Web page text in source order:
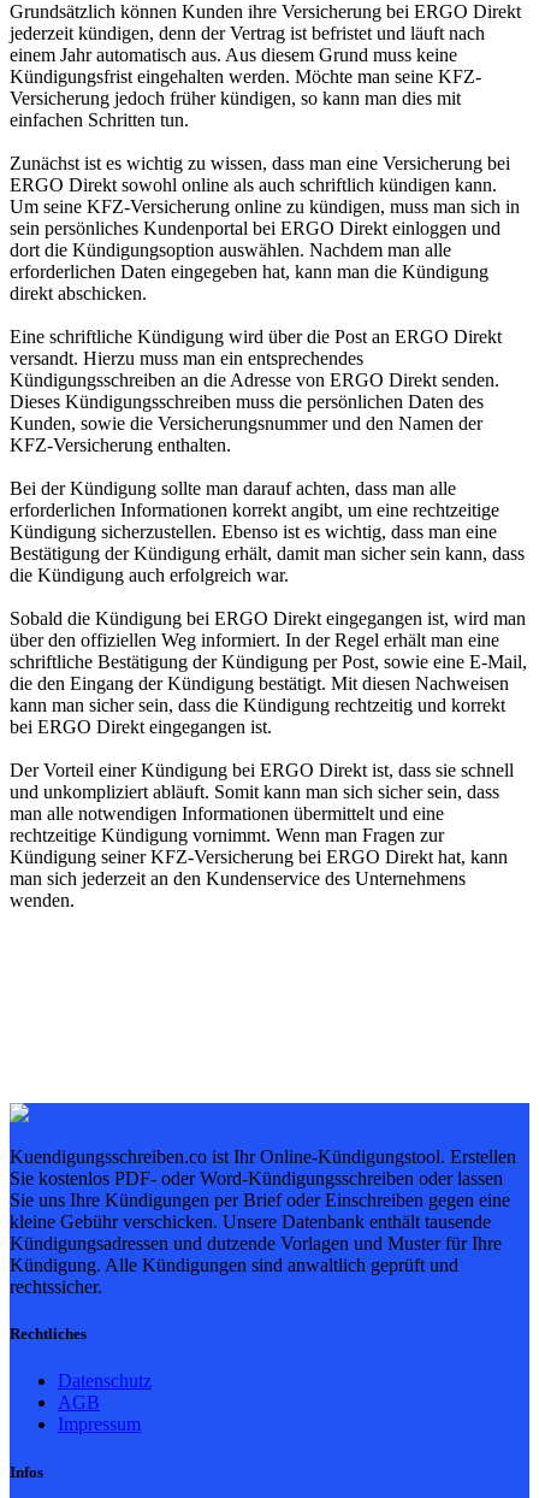
Grundsätzlich können Kunden ihre Versicherung bei ERGO Direkt
jederzeit kündigen, denn der Vertrag ist befristet und läuft nach
einem Jahr automatisch aus. Aus diesem Grund muss keine
Kündigungsfrist eingehalten werden. Möchte man seine KFZ-
Versicherung jedoch früher kündigen, so kann man dies mit
einfachen Schritten tun.
Zunächst ist es wichtig zu wissen, dass man eine Versicherung bei
ERGO Direkt sowohl online als auch schriftlich kündigen kann.
Um seine KFZ-Versicherung online zu kündigen, muss man sich in
sein persönliches Kundenportal bei ERGO Direkt einloggen und
dort die Kündigungsoption auswählen. Nachdem man alle
erforderlichen Daten eingegeben hat, kann man die Kündigung
direkt abschicken.
Eine schriftliche Kündigung wird über die Post an ERGO Direkt
versandt. Hierzu muss man ein entsprechendes
Kündigungsschreiben an die Adresse von ERGO Direkt senden.
Dieses Kündigungsschreiben muss die persönlichen Daten des
Kunden, sowie die Versicherungsnummer und den Namen der
KFZ-Versicherung enthalten.
Bei der Kündigung sollte man darauf achten, dass man alle
erforderlichen Informationen korrekt angibt, um eine rechtzeitige
Kündigung sicherzustellen. Ebenso ist es wichtig, dass man eine
Bestätigung der Kündigung erhält, damit man sicher sein kann, dass
die Kündigung auch erfolgreich war.
Sobald die Kündigung bei ERGO Direkt eingegangen ist, wird man
über den offiziellen Weg informiert. In der Regel erhält man eine
schriftliche Bestätigung der Kündigung per Post, sowie eine E-Mail,
die den Eingang der Kündigung bestätigt. Mit diesen Nachweisen
kann man sicher sein, dass die Kündigung rechtzeitig und korrekt
bei ERGO Direkt eingegangen ist.
Der Vorteil einer Kündigung bei ERGO Direkt ist, dass sie schnell
und unkompliziert abläuft. Somit kann man sich sicher sein, dass
man alle notwendigen Informationen übermittelt und eine
rechtzeitige Kündigung vornimmt. Wenn man Fragen zur
Kündigung seiner KFZ-Versicherung bei ERGO Direkt hat, kann
man sich jederzeit an den Kundenservice des Unternehmens
wenden.
Kuendigungsschreiben.co ist Ihr Online-Kündigungstool. Erstellen
Sie kostenlos PDF- oder Word-Kündigungsschreiben oder lassen
Sie uns Ihre Kündigungen per Brief oder Einschreiben gegen eine
kleine Gebühr verschicken. Unsere Datenbank enthält tausende
Kündigungsadressen und dutzende Vorlagen und Muster für Ihre
Kündigung. Alle Kündigungen sind anwaltlich geprüft und
rechtssicher.
Rechtliches
Datenschutz
AGB
Impressum
Infos